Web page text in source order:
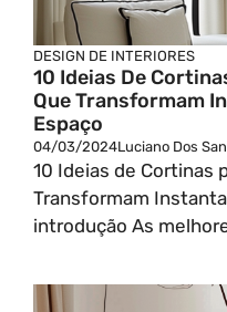
DESIGN DE INTERIORES
10 Ideias De
Que Transformam
Espaço
04/03/2024Luciano Dos
10 Ideias de Cortinas
Transformam
introdução As